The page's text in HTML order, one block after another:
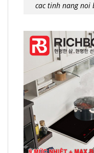
cac tinh nang